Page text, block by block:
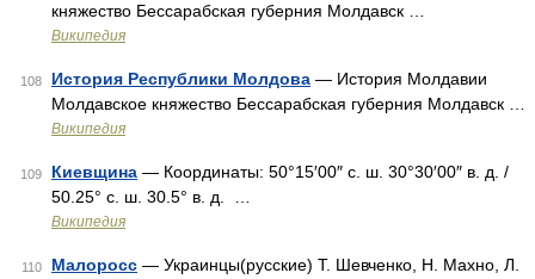
княжество Бессарабская губерния Молдавск …
Википедия
108 История Республики Молдова — История Молдавии
Молдавское княжество Бессарабская губерния Молдавск …
Википедия
109 Киевщина — Координаты: 50°15′00″ с. ш. 30°30′00″ в. д. /
50.25° с. ш. 30.5° в. д. …
Википедия
110 Малоросс — Украинцы(русские) Т. Шевченко, Н. Махно, Л.